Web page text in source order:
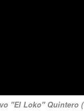
"El Loko" Quintero (